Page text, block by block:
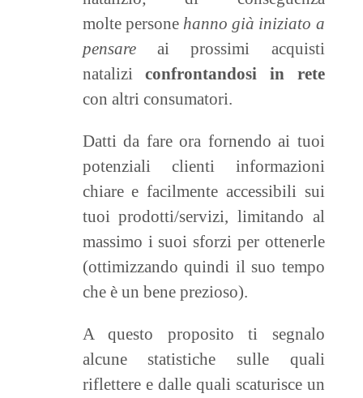
molte persone hanno già iniziato a
pensareai prossimi acquisti
nataliziconfrontandosi in rete
con altri consumatori.
Datti da fare ora fornendo ai tuoi
potenziali clienti informazioni
chiare e facilmente accessibili sui
tuoi prodotti/servizi, limitando al
massimo i suoi sforzi per ottenerle
(ottimizzando quindi il suo tempo
che è un bene prezioso).
A questo proposito ti segnalo
alcune statistiche sulle quali
riflettere e dalle quali scaturisce un